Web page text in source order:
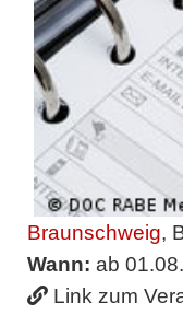
Braunschweig,
Wann: ab
Link zum